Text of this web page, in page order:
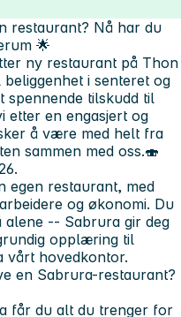
restaurant? Nå har du
🌟
ny restaurant på Thon
i senteret og
spennende tilskudd til
etter en engasjert og
å være med helt fra
sammen med oss.🍣
egen restaurant, med
og økonomi. Du
-- Sabrura gir deg
opplæring til
vårt hovedkontor.
en Sabrura-restaurant?
får du alt du trenger for